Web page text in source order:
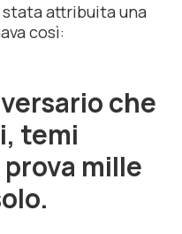
stata attribuita una
così:
che
temi
mille